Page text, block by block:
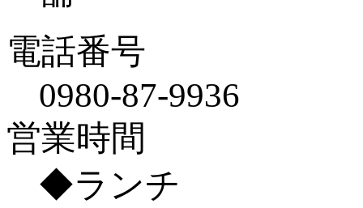
電話番号
0980-87-9936
営業時間
◆ランチ